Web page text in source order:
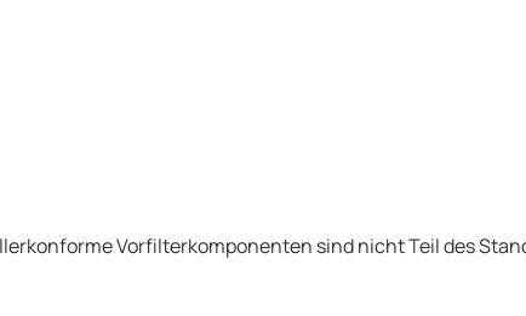
Vorfilterkomponenten sind nicht Teil des